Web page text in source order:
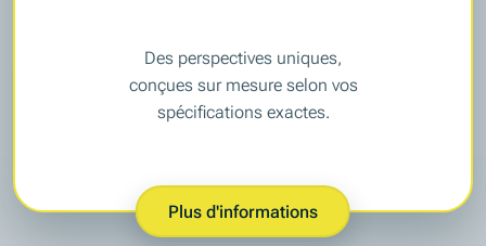
Des perspectives uniques,
conçues sur mesure selon vos
spécifications exactes.
Plus d'informations